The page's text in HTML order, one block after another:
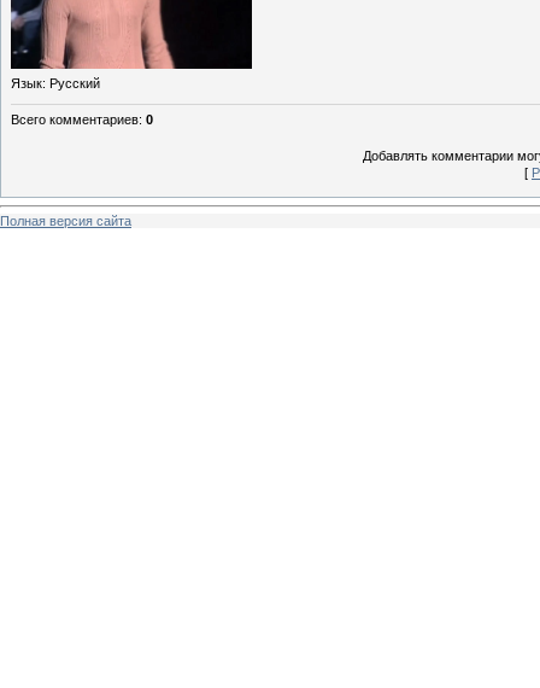
Язык: Русский
Всего комментариев: 0
Добавлять комментарии
[
Полная версия сайта